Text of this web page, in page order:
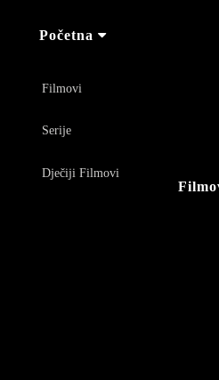
Početna
Filmovi
Serije
Dječiji Filmovi